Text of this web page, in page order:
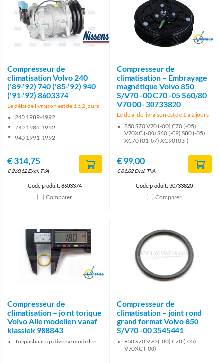
Brand
Compresseur de
climatisation Volvo 240
('89-'92) 740 ('85-'92) 940
('91-'92) 8603374
Le délai de livraison est de 1 à 2 jours
240 1989-1992
740 1985-1992
940 1991-1992
€314,75
€260,12 Excl. TVA
Code produit: 8603374
Comparer
Brand
Compresseur de
climatisation – Embrayage
magnétique Volvo 850
S/V70 -00 C70 -05 S60/80
V70 00- 30733820
Le délai de livraison est de 1 à 2 jours
850 S70 V70 (-00) C70 (-05)
V70XC (-00) S60 (-09) S80 (-05)
XC70 (01-07) XC90 (03-)
€99,00
€81,82 Excl. TVA
Code produit: 30733820
Comparer
Brand
Compresseur de
climatisation – joint torique
Volvo Alle modellen vanaf
klassiek 988843
Toepasbaar op diverse modellen
Compresseur de
climatisation – joint rond
grand format Volvo 850
S/V70 -00 3545441
850 S70 V70 (-00) C70 (-05)
V70XC (-00)